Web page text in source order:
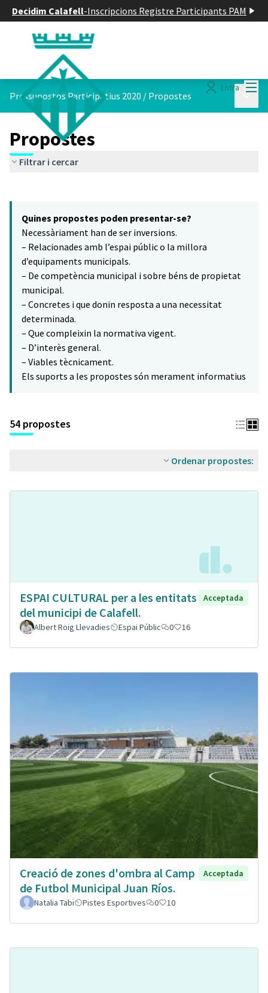
Decidim Calafell-Inscripcions Registre Participants PAM
Entra
Pressupostos Participatius 2020 / Propostes
Propostes
Filtrar i cercar
−
Quines propostes poden presentar-se?
Necessàriament han de ser inversions.
– Relacionades amb l’espai públic o la millora
d’equipaments municipals.
– De competència municipal i sobre béns de propietat
municipal.
– Concretes i que donin resposta a una necessitat
determinada.
– Que compleixin la normativa vigent.
– D’interès general.
– Viables tècnicament.
Els suports a les propostes són merament informatius
54 propostes
Ordenar propostes:
ESPAI CULTURAL per a les entitats
del municipi de Calafell.
Acceptada
Albert Roig Llevadies Espai Públic 0 16
Creació de zones d'ombra al Camp
de Futbol Municipal Juan Ríos.
Acceptada
Natalia Tabi Pistes Esportives 0 10